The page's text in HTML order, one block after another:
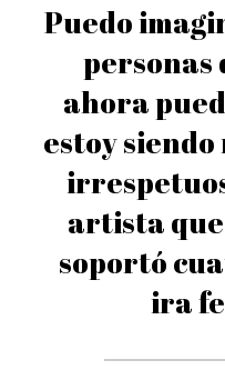
Puedo
personas
ahora
estoy
artista
soportó
ira